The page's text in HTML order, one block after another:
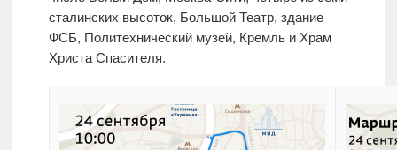
сталинских высоток, Большой Театр, здание
ФСБ, Политехнический музей, Кремль и Храм
Христа Спасителя.